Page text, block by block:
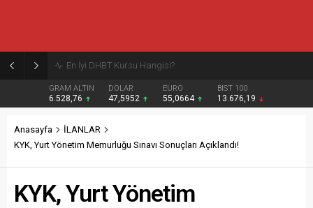
Burcular Pen — Sakarya’da doğru sistem, temiz montaj
GRAM ALTIN
6.528,76
DOLAR
47,5952
EURO
55,0664
BIST 100
13.676,19
Anasayfa
İLANLAR
KYK, Yurt Yönetim Memurluğu Sınavı Sonuçları Açıklandı!
KYK, Yurt Yönetim